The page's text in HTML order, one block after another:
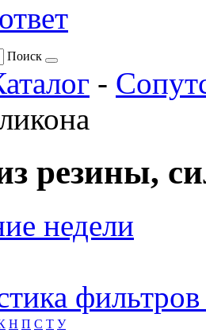
Поиск
-
резины,
недели
Н П С Т У